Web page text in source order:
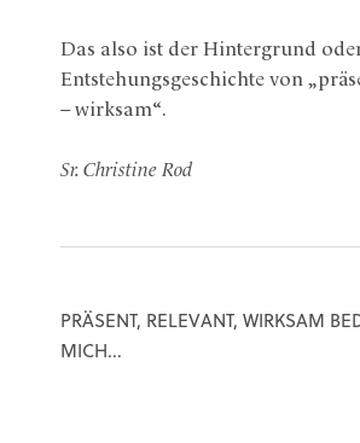
Das also ist der Hintergrund
Entstehungsgeschichte von
– wirksam“.
Sr. Christine Rod
PRÄSENT, RELEVANT, WIRKSAM
MICH...